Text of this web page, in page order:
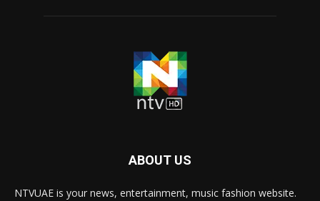
ABOUT US
NTVUAE is your news, entertainment, music fashion website.